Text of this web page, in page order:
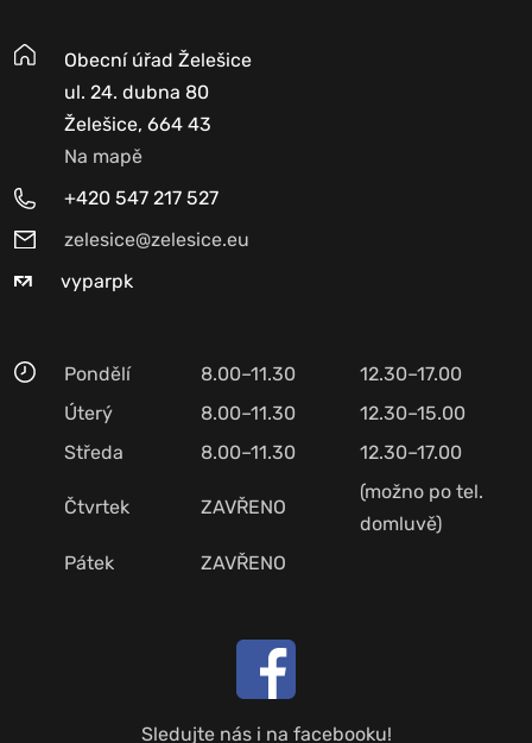
Obecní úřad Želešice
ul. 24. dubna 80
Želešice, 664 43
Na mapě
+420 547 217 527
zelesice@zelesice.eu
vyparpk
Pondělí 8.00–11.30
12.30–17.00
Úterý
8.00–11.30
12.30–15.00
Středa
8.00–11.30 12.30–17.00
Čtvrtek ZAVŘENO
(možno po tel.
domluvě)
Pátek
ZAVŘENO
Sledujte nás i na facebooku!